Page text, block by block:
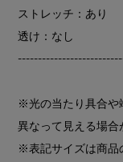
ストレッチ：あり
透け：なし
※光の当たり具合や
異なって見える場合
※表記サイズは商品